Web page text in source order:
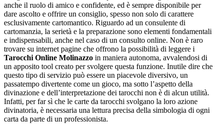
anche il ruolo di amico e confidente, ed è sempre disponibile per
dare ascolto e offrire un consiglio, spesso non solo di carattere
esclusivamente cartomantico. Riguardo ad un consulente di
cartomanzia, la serietà e la preparazione sono elementi fondamentali
e indispensabili, anche nel caso di un consulto online. Non è raro
trovare su internet pagine che offrono la possibilità di leggere i
Tarocchi Online Molinazzo in maniera autonoma, avvalendosi di
un apposito tool creato per svolgere questa funzione. Inutile dire che
questo tipo di servizio può essere un piacevole diversivo, un
passatempo divertente come un gioco, ma sotto l’aspetto della
divinazione e dell’interpretazione dei tarocchi non è di alcun utilità.
Infatti, per far sì che le carte da tarocchi svolgano la loro azione
divinatoria, è necessaria una lettura precisa della simbologia di ogni
carta da parte di un professionista.